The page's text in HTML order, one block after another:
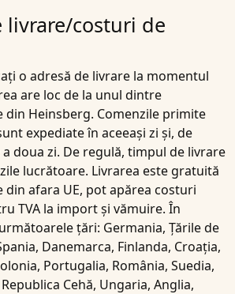
livrare/costuri de
o adresă de livrare la momentul
are loc de la unul dintre
din Heinsberg. Comenzile primite
expediate în aceeași zi și, de
doua zi. De regulă, timpul de livrare
lucrătoare. Livrarea este gratuită
din afara UE, pot apărea costuri
TVA la import și vămuire. În
țări: Germania, Țările de
Danemarca, Finlanda, Croația,
Portugalia, România, Suedia,
Cehă, Ungaria, Anglia,